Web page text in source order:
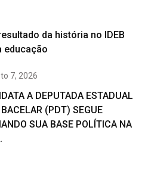
da história no IDEB
educação
7, 2026
A DEPUTADA ESTADUAL
(PDT) SEGUE
SUA BASE POLÍTICA NA